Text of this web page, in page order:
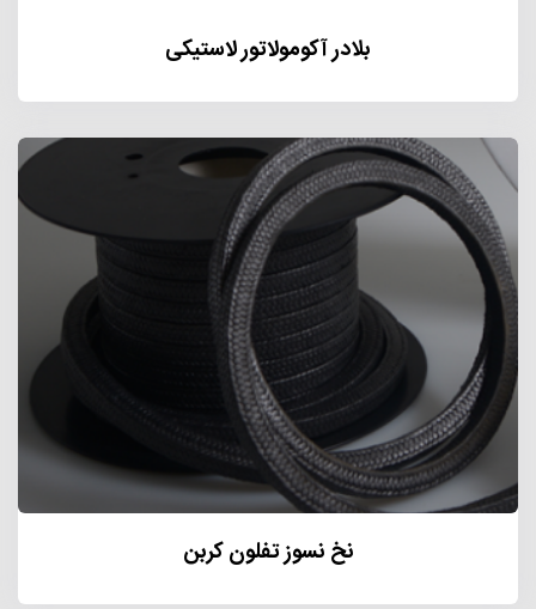
بلادر آکومولاتور لاستیکی
نخ نسوز تفلون کربن